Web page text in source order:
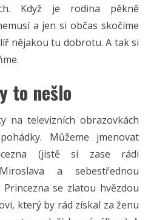
Když je rodina pěkně
a jen si občas skočíme
nějakou tu dobrotu. A tak si
to nešlo
na televizních obrazovkách
Můžeme jmenovat
(jistě si zase rádi
a sebestřednou
se zlatou hvězdou
který by rád získal za ženu